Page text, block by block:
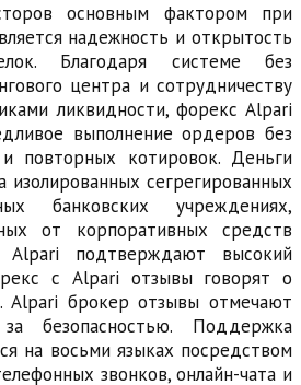
основным фактором при
надежность и открытость
Благодаря системе без
центра и сотрудничеству
ликвидности, форекс Alpari
выполнение ордеров без
и повторных котировок. Деньги
изолированных сегрегированных
банковских учреждениях,
от корпоративных средств
подтверждают высокий
с Alpari отзывы говорят о
Alpari брокер отзывы отмечают
безопасностью. Поддержка
на восьми языках посредством
звонков, онлайн-чата и